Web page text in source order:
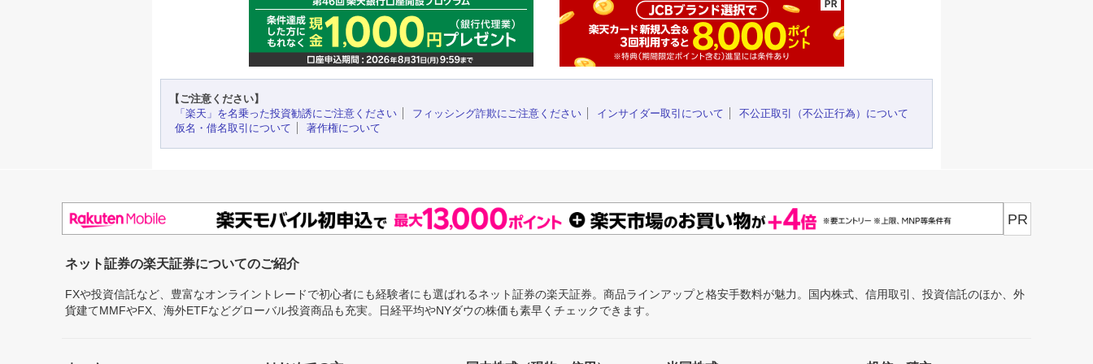
【ご注意ください】
「楽天」を名乗った投資勧誘にご注意ください
フィッシング詐欺にご注意ください インサイダー取引について
不公正取引（不公正行為）について
仮名・借名取引について
著作権について
PR
ネット証券の楽天証券についてのご紹介
FXや投資信託など、豊富なオンライントレードで初心者にも経験者にも選ばれるネット証券の楽天証券。商品ラインアップと格安手数料が魅力。国内株式、信用取引、投資信託のほか、外
貨建てMMFやFX、海外ETFなどグローバル投資商品も充実。日経平均やNYダウの株価も素早くチェックできます。